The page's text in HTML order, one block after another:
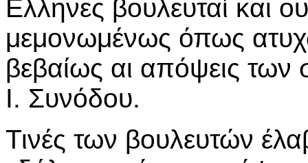
Ελληνες βουλευταί και
μεμονωμένως όπως
βεβαίως αι απόψεις των
Ι. Συνόδου.
Τινές των βουλευτών